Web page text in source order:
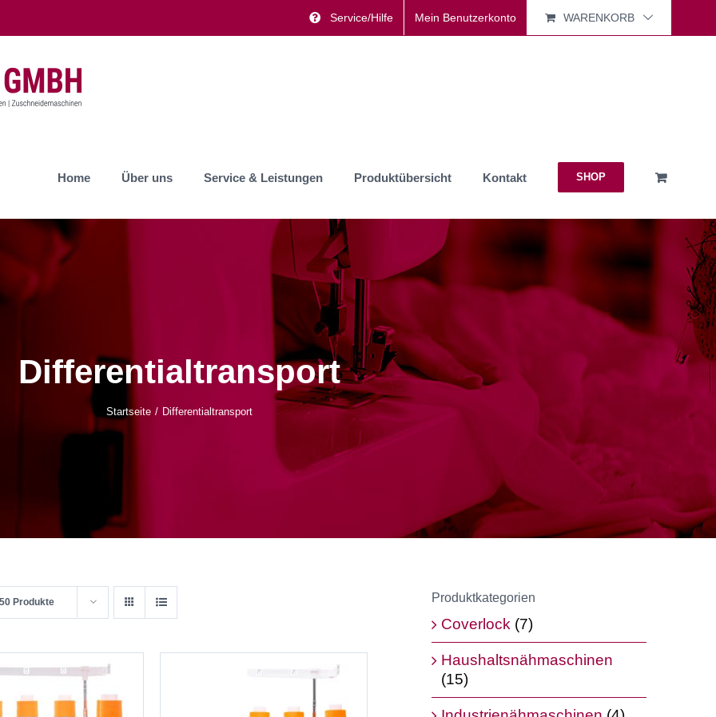
Service/Hilfe Mein Benutzerkonto WARENKORB
Home Über uns Service & Leistungen Produktübersicht Kontakt SHOP
Differentialtransport
Startseite Differentialtransport
50 Produkte Produktkategorien
Coverlock (7)
Haushaltsnähmaschinen
(15)